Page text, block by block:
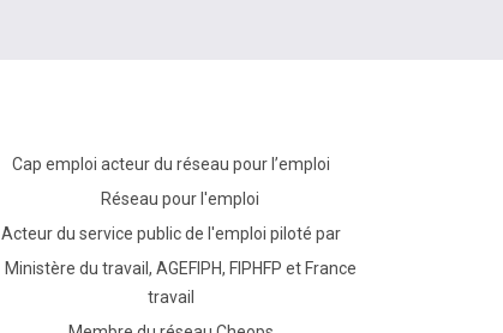
Cap emploi acteur du réseau pour l’emploi
Acteur du service public de l'emploi piloté par